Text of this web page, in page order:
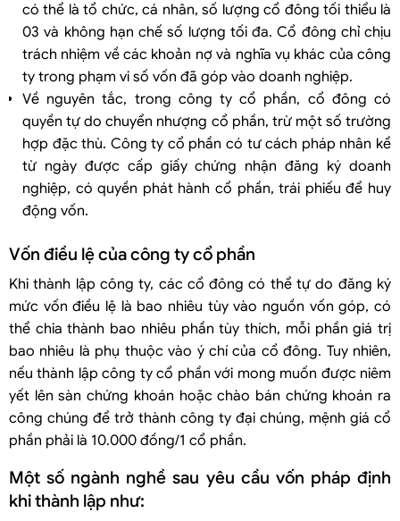
có thể là tổ chức, cá nhân, số lượng cổ đông tối thiểu là
03 và không hạn chế số lượng tối đa. Cổ đông chỉ chịu
trách nhiệm về các khoản nợ và nghĩa vụ khác của công
ty trong phạm vi số vốn đã góp vào doanh nghiệp.
Về nguyên tắc, trong công ty cổ phần, cổ đông có
quyền tự do chuyển nhượng cổ phần, trừ một số trường
hợp đặc thù. Công ty cổ phần có tư cách pháp nhân kể
từ ngày được cấp giấy chứng nhận đăng ký doanh
nghiệp, có quyền phát hành cổ phần, trái phiếu để huy
động vốn.
Vốn điều lệ của công ty cổ phần
Khi thành lập công ty, các cổ đông có thể tự do đăng ký
mức vốn điều lệ là bao nhiêu tùy vào nguồn vốn góp, có
thể chia thành bao nhiêu phần tùy thích, mỗi phần giá trị
bao nhiêu là phụ thuộc vào ý chí của cổ đông. Tuy nhiên,
nếu thành lập công ty cổ phần với mong muốn được niêm
yết lên sàn chứng khoán hoặc chào bán chứng khoán ra
công chúng để trở thành công ty đại chúng, mệnh giá cổ
phần phải là 10.000 đồng/1 cổ phần.
Một số ngành nghề sau yêu cầu vốn pháp định
khi thành lập như: